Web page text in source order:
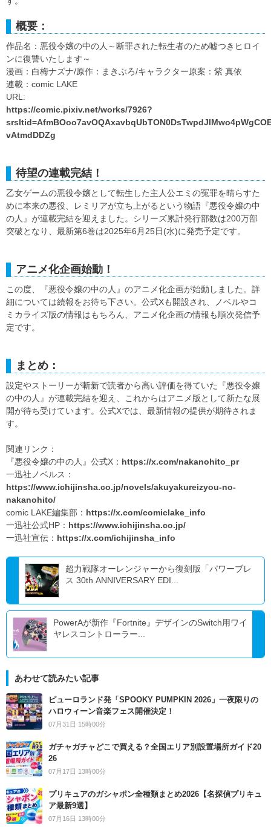
概要：
作品名：悪役令嬢の中の人～断罪された転生者のため嘘つきヒロイ
ンに復讐いたします～
漫画：白梅ナズナ/原作：まきぶろ/キャラクター原案：紫 真依
連載：comic LAKE
URL:
https://comic.pixiv.net/works/7926?
vAtmdDDZg
待望の連載完結！
乙女ゲームの悪役令嬢として転生した主人公エミの冤罪を晴らすた
めに本来の悪役、レミリアが立ち上がるという物語『悪役令嬢の中
の人』が連載完結を迎えました。シリーズ累計発行部数は200万部
突破となり、最新第6巻は2025年6月25日(水)に発売予定です。
アニメ化企画始動！
この度、『悪役令嬢の中の人』のアニメ化企画が始動しました。詳
細については続報をお待ち下さい。公式Xも開設され、ノベルやコ
ミカライズ版の情報はもちろん、アニメ化企画の情報も順次発信予
定です。
まとめ：
設定やストーリーが斬新で読者から高い評価を得ていた『悪役令嬢
の中の人』が連載完結を迎え、これからはアニメ版として新たな展
開が待ち受けています。公式Xでは、最新情報の提供が期待されま
す。
関連リンク：
『悪役令嬢の中の人』公式X： https://x.com/nakanohito_pr
一迅社ノベルス：
https://www.ichijinsha.co.jp/novels/akuyakureizyou-no-
nakanohito/
comic LAKE編集部： https://x.com/comiclake_info
一迅社公式HP： https://www.ichijinsha.co.jp/
一迅社宣伝： https://x.com/ichijinsha_info
超力戦隊オーレンジャーから復刻版「パワーブレ
ス 30th ANNIVERSARY EDI...
PowerAが新作『Fortnite』デザインのSwitch用ワイ
ヤレスコントローラー...
あわせて読みたい記事
ピューロランド発「SPOOKY PUMPKIN 2026」一夜限りの
ハロウィーン音楽フェス開催決定！
07月31日 15時00分
ガチャガチャどこで買える？全国エリア別設置場所ガイド20
26
07月17日 13時00分
プリキュアのガシャポン全種類まとめ2026【名探偵プリキュ
ア最新9選】
07月16日 13時00分